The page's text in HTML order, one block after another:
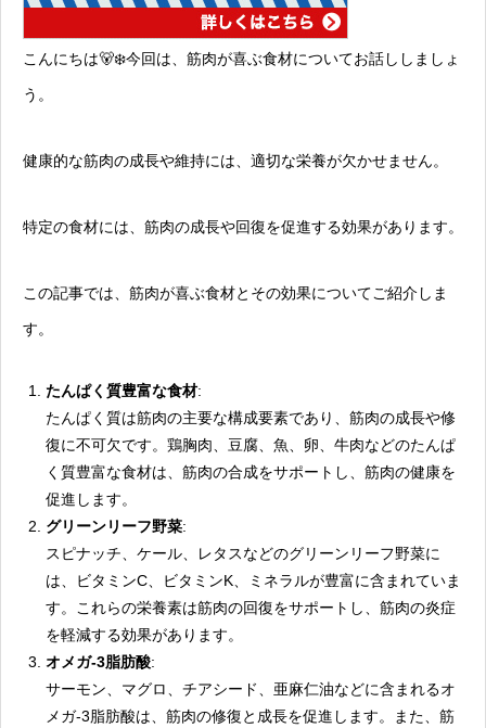
こんにちは🐻‍❄️今回は、筋肉が喜ぶ食材についてお話ししましょ
う。
健康的な筋肉の成長や維持には、適切な栄養が欠かせません。
特定の食材には、筋肉の成長や回復を促進する効果があります。
この記事では、筋肉が喜ぶ食材とその効果についてご紹介しま
す。
たんぱく質豊富な食材:
たんぱく質は筋肉の主要な構成要素であり、筋肉の成長や修
復に不可欠です。鶏胸肉、豆腐、魚、卵、牛肉などのたんぱ
く質豊富な食材は、筋肉の合成をサポートし、筋肉の健康を
促進します。
グリーンリーフ野菜:
スピナッチ、ケール、レタスなどのグリーンリーフ野菜に
は、ビタミンC、ビタミンK、ミネラルが豊富に含まれていま
す。これらの栄養素は筋肉の回復をサポートし、筋肉の炎症
を軽減する効果があります。
オメガ-3脂肪酸:
サーモン、マグロ、チアシード、亜麻仁油などに含まれるオ
メガ-3脂肪酸は、筋肉の修復と成長を促進します。また、筋